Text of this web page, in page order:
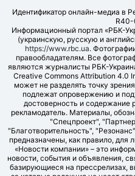
Идентификатор онлайн-медиа в
Информационный портал «РБК-
(украинскую, русскую и
https://www.rbc.ua.
правообладателям. Все
являются журналисты РБК-
Creative Commons Attribution 4.0
может не разделять точку
подлежат опровержению и
достоверность и содержание
рекламодатель. Материалы,
"Спецпроект",
"Благотворительность",
предназначены, как правило, для
«Новости компании» – это
новости, события и объявления,
базирующиеся на прессрелизах,